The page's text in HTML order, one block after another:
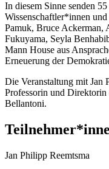
In diesem Sinne senden
Wissenschaftler*innen
Pamuk, Bruce Ackerman,
Fukuyama, Seyla
Mann House aus
Erneuerung der
Die Veranstaltung mit Jan
Professorin und
Bellantoni.
Jan Philipp Reemtsma